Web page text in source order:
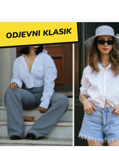
ODJEVNI KLASIK